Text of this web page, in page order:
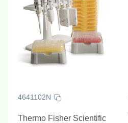
4641102N
Thermo Fisher Scientific